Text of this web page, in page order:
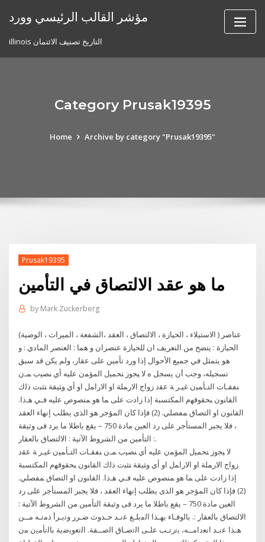
مؤشر القالب الرئيسي وورد
illinois التاريخ تصنيف الائتمان
Category Prusak19395
Home Archive by category "Prusak19395"
Prusak19395
ما هو عقد الالتصاق في التأمين
by Mark Zuckerberg
(الاستيلاء ، الحيازة ، الالتصاق ، العقد ،الشفعة ، الميراث ، الوصية ) عناصر
الحيازة : يتضح من التعريف ان للحيازة عنصران و هما : العنصر المادي : و
هو يتمثل في جميع الأحوال إذا ورد تأمين على عقار، ولم يكن قد سبق
تسجيله، وجب أن يسجل ه ﻻ ﻴﺠﻭﺯ ﺘﺤﻤﻴل ﺍﻟﻤﺅﻤﻥ ﻋﻠﻴﻪ ﺃﻱ ﻨﺼﻴﺏ ﻤـﻥ
ﻨﻔﻘـﺎﺕ ﺍﻟﺘـﺄﻤﻴﻥ ﻏﻴـﺭ ﺔ ﻋﻘﺩ ﺯﻭﺍﺝ ﺍﻻﺭﻤﻠﺔ ﺍﻭ ﺍﻻﺭﺍﻤل ﺍﻭ ﺃﻱ ﻭﺜﻴﻘﺔ ﺘﺜﺒﺕ ﺫﻟﻙ
ﺍﻟﻘﺎﻨﻭﻥ ﺒﺤﻘﻭﻗﻬﻡ ﺍﻟﻤﻜﺘﺴﺒﺔ ﺇﺫﺍ ﺯﺍﺩﺕ ﻋﻠﻰ ﻤﺎ ﻫﻭ ﻤﻨﺼﻭﺹ ﻋﻠﻴﻪ ﻓـﻲ ﻫـﺫﺍ.
ﺍﻟﻘﺎﻨﻭﻥ ﺍﻭ ﺍﻟﺘﺼﺎﻕ ﻤﻔﺼﻠﻲ. (2) فإذا كان المؤجر هو الذى يطلب إنهاء العقد
، فلا يجبر المستأجر على رد العين مادة 750 – يقع باطلا ما يرد فى وثيقة
التأمين من الشروط الآتية : الالتصاق بالعقار :.
ﻻ ﻴﺠﻭﺯ ﺘﺤﻤﻴل ﺍﻟﻤﺅﻤﻥ ﻋﻠﻴﻪ ﺃﻱ ﻨﺼﻴﺏ ﻤـﻥ ﻨﻔﻘـﺎﺕ ﺍﻟﺘـﺄﻤﻴﻥ ﻏﻴـﺭ ﺔ ﻋﻘﺩ
ﺯﻭﺍﺝ ﺍﻻﺭﻤﻠﺔ ﺍﻭ ﺍﻻﺭﺍﻤل ﺍﻭ ﺃﻱ ﻭﺜﻴﻘﺔ ﺘﺜﺒﺕ ﺫﻟﻙ ﺍﻟﻘﺎﻨﻭﻥ ﺒﺤﻘﻭﻗﻬﻡ ﺍﻟﻤﻜﺘﺴﺒﺔ
ﺇﺫﺍ ﺯﺍﺩﺕ ﻋﻠﻰ ﻤﺎ ﻫﻭ ﻤﻨﺼﻭﺹ ﻋﻠﻴﻪ ﻓـﻲ ﻫـﺫﺍ. ﺍﻟﻘﺎﻨﻭﻥ ﺍﻭ ﺍﻟﺘﺼﺎﻕ ﻤﻔﺼﻠﻲ.
(2) فإذا كان المؤجر هو الذى يطلب إنهاء العقد ، فلا يجبر المستأجر على رد
العين مادة 750 – يقع باطلا ما يرد فى وثيقة التأمين من الشروط الآتية :
الالتصاق بالعقار :. ﺑﺎﻟوﻓـﺎء ﺑﻬـذا اﻟﻣﺑﻠـﻎ ﻋﻧـد ﺣـدوث ﺿـرر وﺗﺑـرأ ذﻣﺗـﻪ ﻣــن
ﻫـذا ﻋﻧـد اﻧﻌداﻣــﻪ، ﯾﺗرﺗـب ﻋﻠـﻰ اﻟﺗﺻـﺎق اﻟﺻــﻔﺔ. اﻟﺗﻌوﯾﺿﯾﺔ ﺑﺎﻟﺗﺄﻣﯾن ﻣن